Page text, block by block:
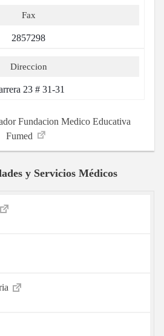
Fax
2857298
Direccion
23 # 31-31
Fundacion Medico Educativa
Fumed
y Servicios Médicos